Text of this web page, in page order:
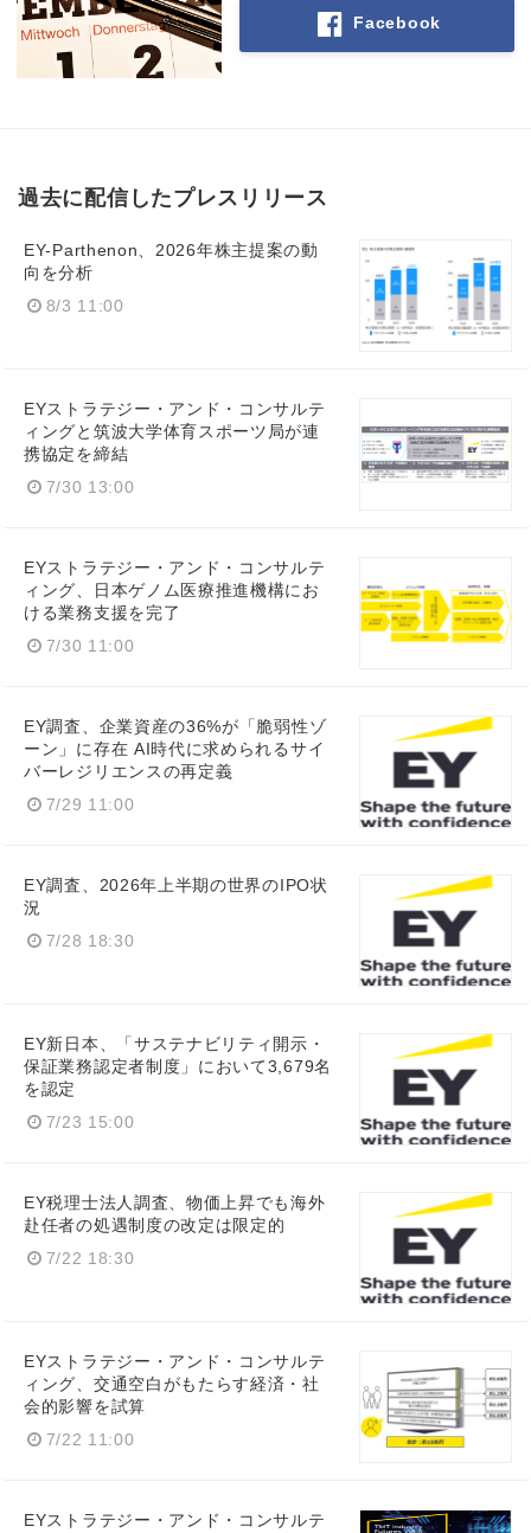
Facebook
過去に配信したプレスリリース
EY-Parthenon、2026年株主提案の動
向を分析
8/3 11:00
EYストラテジー・アンド・コンサルテ
ィングと筑波大学体育スポーツ局が連
携協定を締結
7/30 13:00
EYストラテジー・アンド・コンサルテ
ィング、日本ゲノム医療推進機構にお
ける業務支援を完了
7/30 11:00
EY調査、企業資産の36%が「脆弱性ゾ
ーン」に存在 AI時代に求められるサイ
バーレジリエンスの再定義
7/29 11:00
EY調査、2026年上半期の世界のIPO状
況
7/28 18:30
EY新日本、「サステナビリティ開示・
保証業務認定者制度」において3,679名
を認定
7/23 15:00
EY税理士法人調査、物価上昇でも海外
赴任者の処遇制度の改定は限定的
7/22 18:30
EYストラテジー・アンド・コンサルテ
ィング、交通空白がもたらす経済・社
会的影響を試算
7/22 11:00
EYストラテジー・アンド・コンサルテ
Japanese